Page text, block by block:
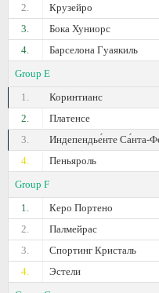
2.
Крузейро
3.
Бока Хуниорс
4.
Барселона Гуаякиль
Group E
1.
Коринтианс
2.
Платенсе
3.
Индепендье́нте Са́нта-
4.
Пеньяроль
Group F
1.
Керо Портено
2.
Палмейрас
3.
Спортинг Кристаль
4.
Эстели